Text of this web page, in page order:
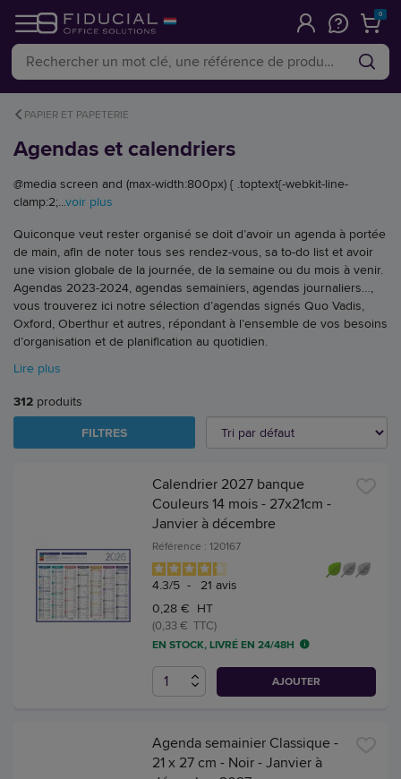
0
PAPIER ET PAPETERIE
Agendas et calendriers
@media screen and (max-width:800px) { .toptext{-webkit-line-
clamp:2;...voir plus
Quiconque veut rester organisé se doit d’avoir un agenda à portée
de main, afin de noter tous ses rendez-vous, sa to-do list et avoir
une vision globale de la journée, de la semaine ou du mois à venir.
Agendas 2023-2024, agendas semainiers, agendas journaliers…,
vous trouverez ici notre sélection d’agendas signés Quo Vadis,
Oxford, Oberthur et autres, répondant à l’ensemble de vos besoins
d’organisation et de planification au quotidien.
Lire plus
312 produits
FILTRES
Calendrier 2027 banque
Couleurs 14 mois - 27x21cm -
Janvier à décembre
Référence : 120167
4.3/5 - 21 avis
0,28 € HT
(0,33 € TTC)
EN STOCK, LIVRÉ EN 24/48H
AJOUTER
Agenda semainier Classique -
21 x 27 cm - Noir - Janvier à